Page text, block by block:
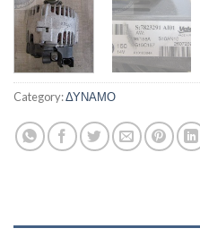
Category:ΔΥΝΑΜΟ